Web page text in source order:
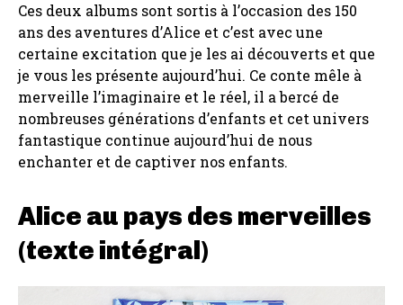
Ces deux albums sont sortis à l’occasion des 150
ans des aventures d’Alice et c’est avec une
certaine excitation que je les ai découverts et que
je vous les présente aujourd’hui. Ce conte mêle à
merveille l’imaginaire et le réel, il a bercé de
nombreuses générations d’enfants et cet univers
fantastique continue aujourd’hui de nous
enchanter et de captiver nos enfants.
Alice au pays des merveilles
(texte intégral)